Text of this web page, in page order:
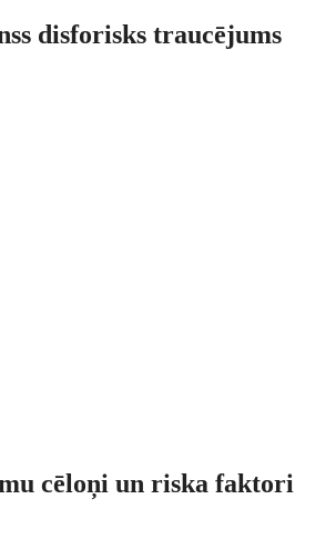
disforisks traucējums
cēloņi un riska faktori